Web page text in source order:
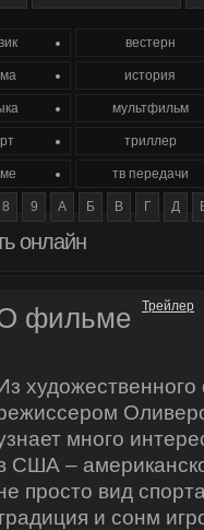
онлайн
фильме
много
США –
просто вид
и сонм
Трейлер
вестерн
история
мультфильм
триллер
тв передачи
8 9 А Б В Г Д